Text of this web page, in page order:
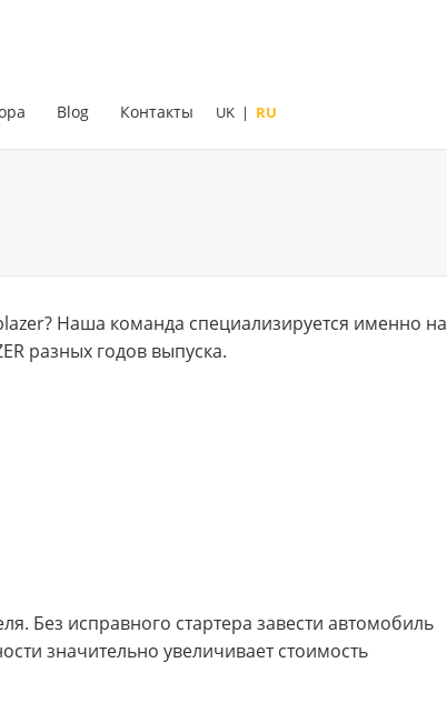
Blog Контакты UK | RU
Нашa команда специализируется именно на
разных годов выпуска.
Без исправного стартера завести автомобиль
значительно увеличивает стоимость